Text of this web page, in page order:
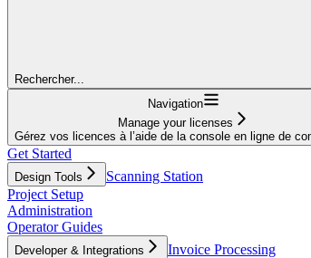
Rechercher...
Navigation
Manage your licenses
Gérez vos licences à l’aide de la console en ligne de
Get Started
Design Tools
Scanning Station
Project Setup
Administration
Operator Guides
Developer & Integrations
Invoice Processing